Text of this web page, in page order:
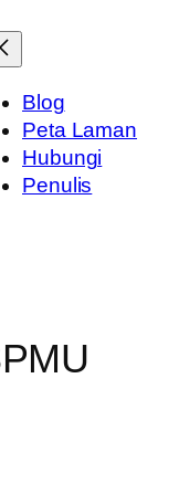
Blog
Peta Laman
Hubungi
Penulis